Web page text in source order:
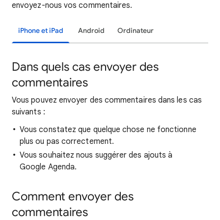
envoyez-nous vos commentaires.
iPhone et iPad Android Ordinateur
Dans quels cas envoyer des
commentaires
Vous pouvez envoyer des commentaires dans les cas
suivants :
Vous constatez que quelque chose ne fonctionne
plus ou pas correctement.
Vous souhaitez nous suggérer des ajouts à
Google Agenda.
Comment envoyer des
commentaires